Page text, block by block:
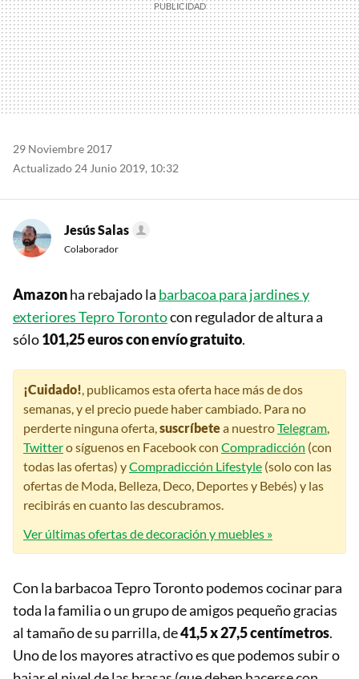
29 Noviembre 2017
Actualizado 24 Junio 2019, 10:32
Jesús Salas
Colaborador
Amazonha rebajado la barbacoa para jardines y
exteriores Tepro Torontocon regulador de altura a
sólo101,25 euros con envío gratuito.
¡Cuidado!, publicamos esta oferta hace más de dos
semanas, y el precio puede haber cambiado. Para no
perderte ninguna oferta,suscríbetea nuestroTelegram,
Twittero síguenos en Facebook con Compradicción (con
todas las ofertas) yCompradicción Lifestyle (solo con las
ofertas de Moda, Belleza, Deco, Deportes y Bebés) y las
recibirás en cuanto las descubramos.
Ver últimas ofertas de decoración y muebles »
Con la barbacoa Tepro Toronto podemos cocinar para
toda la familia o un grupo de amigos pequeño gracias
al tamaño de su parrilla, de41,5 x 27,5 centímetros.
Uno de los mayores atractivo es que podemos subir o